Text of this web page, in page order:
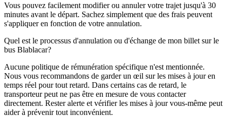
Vous pouvez facilement modifier ou annuler votre trajet jusqu'à 30
minutes avant le départ. Sachez simplement que des frais peuvent
s'appliquer en fonction de votre annulation.
Quel est le processus d'annulation ou d'échange de mon billet sur le
bus Blablacar?
Aucune politique de rémunération spécifique n'est mentionnée.
Nous vous recommandons de garder un œil sur les mises à jour en
temps réel pour tout retard. Dans certains cas de retard, le
transporteur peut ne pas être en mesure de vous contacter
directement. Rester alerte et vérifier les mises à jour vous-même peut
aider à prévenir tout inconvénient.